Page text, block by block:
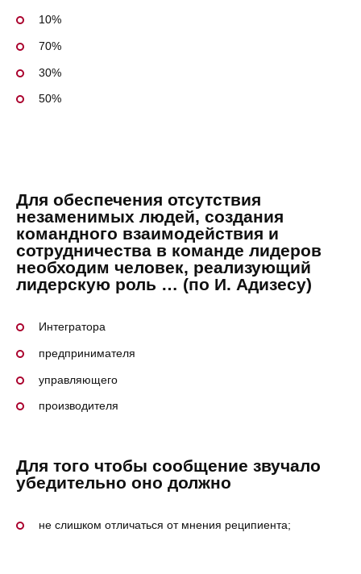
10%
70%
30%
50%
Для обеспечения отсутствия
незаменимых людей, создания
командного взаимодействия и
сотрудничества в команде лидеров
необходим человек, реализующий
лидерскую роль … (по И. Адизесу)
Интегратора
предпринимателя
управляющего
производителя
Для того чтобы сообщение звучало
убедительно оно должно
не слишком отличаться от мнения реципиента;